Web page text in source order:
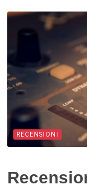
RECENSIONI